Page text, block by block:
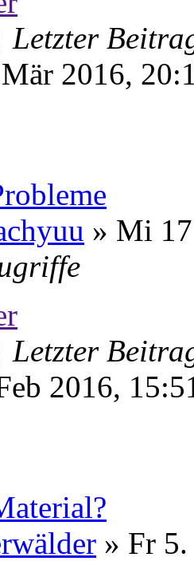
Letzter
2016,
» Mi
Letzter
2016,
» Fr